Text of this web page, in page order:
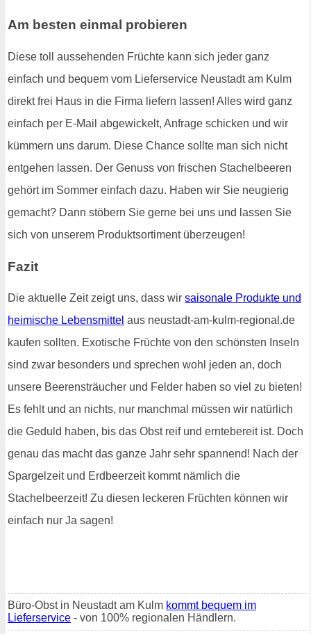
Am besten einmal probieren
Diese toll aussehenden Früchte kann sich jeder ganz
einfach und bequem vom Lieferservice Neustadt am Kulm
direkt frei Haus in die Firma liefern lassen! Alles wird ganz
einfach per E-Mail abgewickelt, Anfrage schicken und wir
kümmern uns darum. Diese Chance sollte man sich nicht
entgehen lassen. Der Genuss von frischen Stachelbeeren
gehört im Sommer einfach dazu. Haben wir Sie neugierig
gemacht? Dann stöbern Sie gerne bei uns und lassen Sie
sich von unserem Produktsortiment überzeugen!
Fazit
Die aktuelle Zeit zeigt uns, dass wir saisonale Produkte und
heimische Lebensmittel aus neustadt-am-kulm-regional.de
kaufen sollten. Exotische Früchte von den schönsten Inseln
sind zwar besonders und sprechen wohl jeden an, doch
unsere Beerensträucher und Felder haben so viel zu bieten!
Es fehlt und an nichts, nur manchmal müssen wir natürlich
die Geduld haben, bis das Obst reif und erntebereit ist. Doch
genau das macht das ganze Jahr sehr spannend! Nach der
Spargelzeit und Erdbeerzeit kommt nämlich die
Stachelbeerzeit! Zu diesen leckeren Früchten können wir
einfach nur Ja sagen!
Büro-Obst in Neustadt am Kulm kommt bequem im
Lieferservice - von 100% regionalen Händlern.